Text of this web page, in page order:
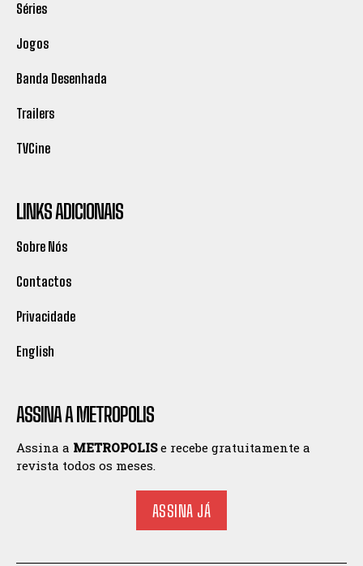
Séries
Jogos
Banda Desenhada
Trailers
TVCine
LINKS ADICIONAIS
Sobre Nós
Contactos
Privacidade
English
ASSINA A METROPOLIS
Assina a METROPOLISe recebe gratuitamente a
revista todos os meses.
ASSINA JÁ